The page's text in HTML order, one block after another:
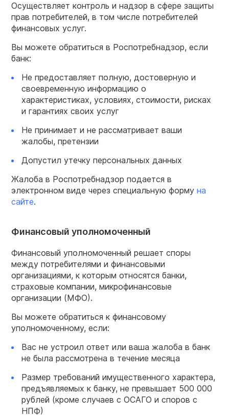
Осуществляет контроль и надзор в сфере защиты
прав потребителей, в том числе потребителей
финансовых услуг.
Вы можете обратиться в Роспотребнадзор, если
банк:
Не предоставляет полную, достоверную и
своевременную информацию о
характеристиках, условиях, стоимости, рисках
и гарантиях своих услуг
Не принимает и не рассматривает ваши
жалобы, претензии
Допустил утечку персональных данных
Жалоба в Роспотребнадзор подается в
электронном виде через специальную форму на
сайте.
Финансовый уполномоченный
Финансовый уполномоченный решает споры
между потребителями и финансовыми
организациями, к которым относятся банки,
страховые компании, микрофинансовые
организации (МФО).
Вы можете обратиться к финансовому
уполномоченному, если:
Вас не устроил ответ или ваша жалоба в банк
не была рассмотрена в течение месяца
Размер требований имущественного характера,
предъявляемых к банку, не превышает 500 000
рублей (кроме случаев с ОСАГО и споров с
НПФ)